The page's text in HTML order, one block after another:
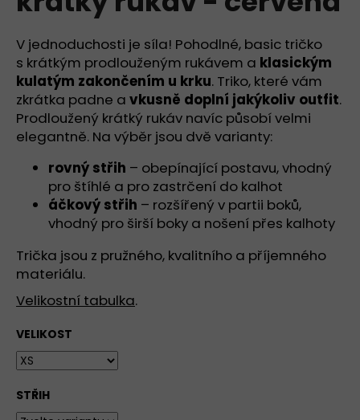
hvězdiček.
V jednoduchosti je síla! Pohodlné, basic tričko
s krátkým prodlouženým rukávem a klasickým
kulatým zakončením u krku. Triko, které vám
zkrátka padne a vkusně doplní jakýkoliv outfit.
Prodloužený krátký rukáv navíc působí velmi
elegantně. Na výběr jsou dvě varianty:
rovný střih – obepínající postavu, vhodný
pro štíhlé a pro zastrčení do kalhot
áčkový střih – rozšířený v partii boků,
vhodný pro širší boky a nošení přes kalhoty
Trička jsou z pružného, kvalitního a příjemného
materiálu.
Velikostní tabulka.
VELIKOST
STŘIH
j
e
m
e
TRIKO
HLUBOKÝM
VÝSTŘIHEM
DLOUHÝ
RUKÁV
-
BÍLÁ
890
Kč